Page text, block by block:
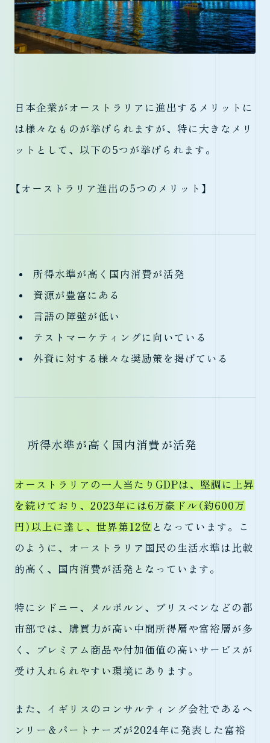
日本企業がオーストラリアに進出するメリットに
は様々なものが挙げられますが、特に大きなメリ
ットとして、以下の5つが挙げられます。
【オーストラリア進出の5つのメリット】
所得水準が高く国内消費が活発
資源が豊富にある
言語の障壁が低い
テストマーケティングに向いている
外資に対する様々な奨励策を掲げている
所得水準が高く国内消費が活発
オーストラリアの一人当たりGDPは、堅調に上昇
を続けており、2023年には6万豪ドル（約600万
円）以上に達し、世界第12位 となっています。こ
のように、オーストラリア国民の生活水準は比較
的高く、国内消費が活発となっています。
特にシドニー、メルボルン、ブリスベンなどの都
市部では、購買力が高い中間所得層や富裕層が多
く、プレミアム商品や付加価値の高いサービスが
受け入れられやすい環境にあります。
また、イギリスのコンサルティング会社であるヘ
ンリー＆パートナーズが2024年に発表した富裕